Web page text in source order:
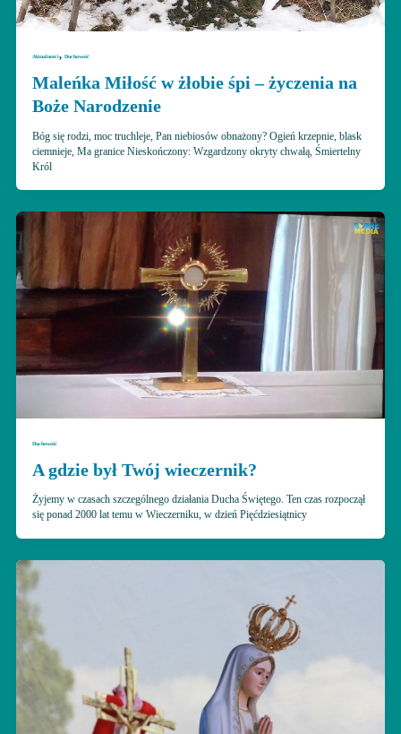
Aktualności,Duchowość
Maleńka Miłość w żłobie śpi – życzenia na
Boże Narodzenie
Bóg się rodzi, moc truchleje, Pan niebiosów obnażony? Ogień krzepnie, blask
ciemnieje, Ma granice Nieskończony: Wzgardzony okryty chwałą, Śmiertelny
Król
Duchowość
A gdzie był Twój wieczernik?
Żyjemy w czasach szczególnego działania Ducha Świętego. Ten czas rozpoczął
się ponad 2000 lat temu w Wieczerniku, w dzień Pięćdziesiątnicy